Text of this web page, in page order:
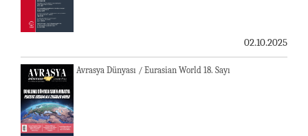
02.10.2025
Avrasya Dünyası / Eurasian World 18. Sayı